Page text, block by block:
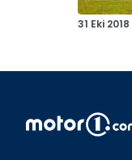
31 Eki 2018